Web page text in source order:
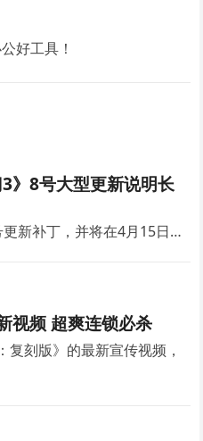
好工具！
》8号大型更新说明长
更新补丁，并将在4月15日…
视频 超爽连锁必杀
刻版》的最新宣传视频，